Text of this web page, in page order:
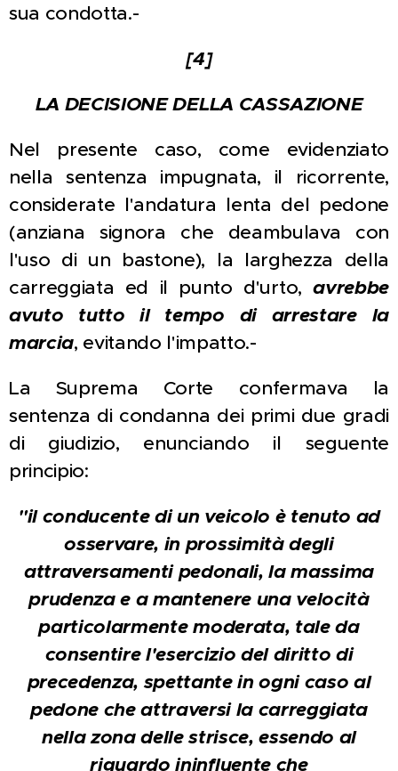
sua condotta.-
[4]
LA DECISIONE DELLA CASSAZIONE
Nel presente caso, come evidenziato
nella sentenza impugnata, il ricorrente,
considerate l'andatura lenta del pedone
(anziana signora che deambulava con
l'uso di un bastone), la larghezza della
carreggiata ed il punto d'urto,avrebbe
avuto tutto il tempo di arrestare la
marcia, evitando l'impatto.-
La Suprema Corte confermava la
sentenza di condanna dei primi due gradi
di giudizio, enunciando il seguente
principio:
"il conducente di un veicolo è tenuto ad
osservare, in prossimità degli
attraversamenti pedonali, la massima
prudenza e a mantenere una velocità
particolarmente moderata, tale da
consentire l'esercizio del diritto di
precedenza, spettante in ogni caso al
pedone che attraversi la carreggiata
nella zona delle strisce, essendo al
riguardo ininfluente che